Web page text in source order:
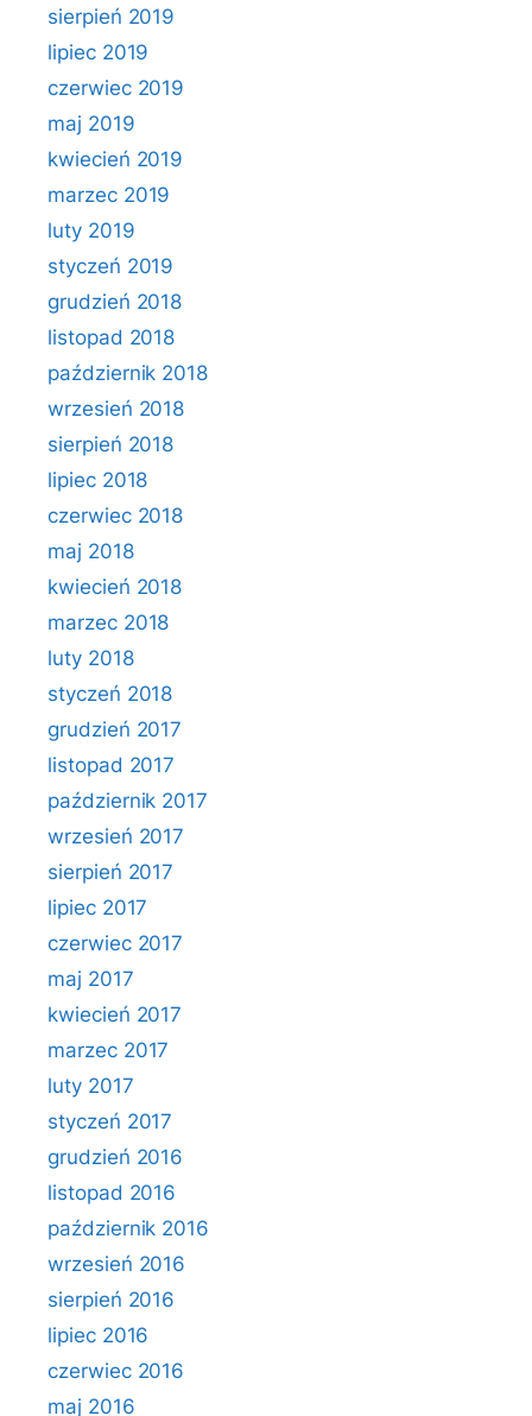
sierpień 2019
lipiec 2019
czerwiec 2019
maj 2019
kwiecień 2019
marzec 2019
luty 2019
styczeń 2019
grudzień 2018
listopad 2018
październik 2018
wrzesień 2018
sierpień 2018
lipiec 2018
czerwiec 2018
maj 2018
kwiecień 2018
marzec 2018
luty 2018
styczeń 2018
grudzień 2017
listopad 2017
październik 2017
wrzesień 2017
sierpień 2017
lipiec 2017
czerwiec 2017
maj 2017
kwiecień 2017
marzec 2017
luty 2017
styczeń 2017
grudzień 2016
listopad 2016
październik 2016
wrzesień 2016
sierpień 2016
lipiec 2016
czerwiec 2016
maj 2016